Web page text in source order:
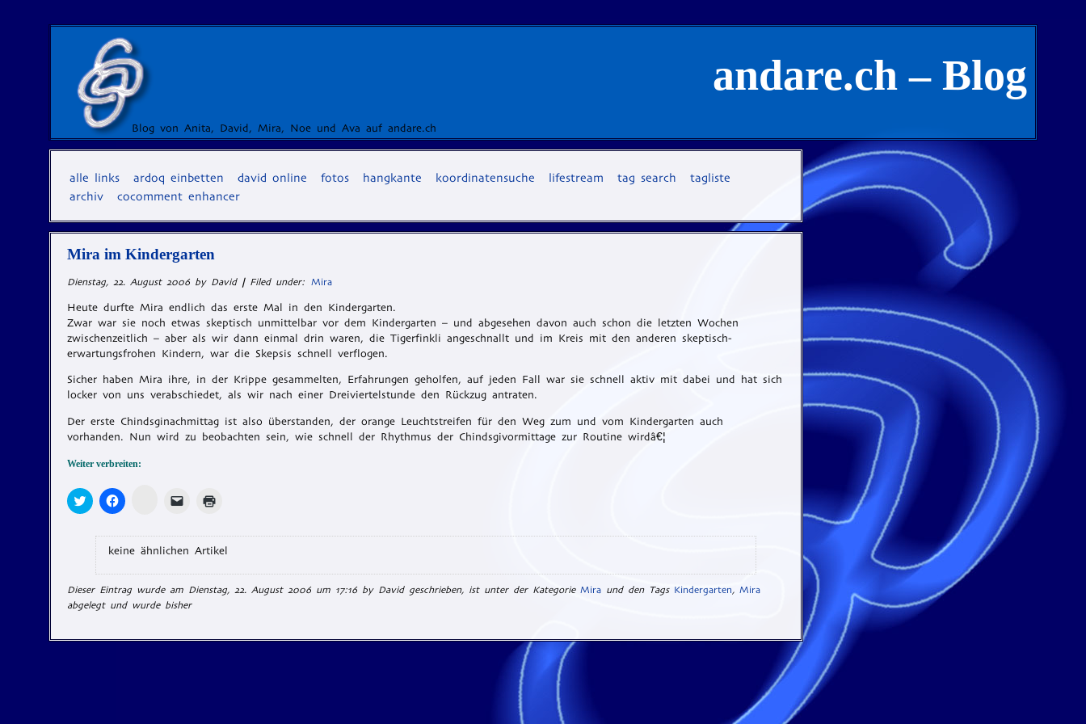
andare.ch – Blog
Blog von Anita, David, Mira, Noe und Ava auf andare.ch
alle links ardoq einbetten david online fotos hangkante koordinatensuche lifestream tag search
tagliste
archiv
cocomment enhancer
Mira im Kindergarten
Dienstag, 22. August 2006 by David |Filed under: Mira
Heute durfte Mira endlich das erste Mal in den Kindergarten.
Zwar war sie noch etwas skeptisch unmittelbar vor dem Kindergarten – und abgesehen davon auch schon die letzten Wochen
zwischenzeitlich – aber als wir dann einmal drin waren, die Tigerfinkli angeschnallt und im Kreis mit den anderen skeptisch-
erwartungsfrohen Kindern, war die Skepsis schnell verflogen.
Sicher haben Mira ihre, in der Krippe gesammelten, Erfahrungen geholfen, auf jeden Fall war sie schnell aktiv mit dabei und hat sich
locker von uns verabschiedet, als wir nach einer Dreiviertelstunde den Rückzug antraten.
Der erste Chindsginachmittag ist also überstanden, der orange Leuchtstreifen für den Weg zum und vom Kindergarten auch
vorhanden. Nun wird zu beobachten sein, wie schnell der Rhythmus der Chindsgivormittage zur Routine wirdâ€¦
Weiter verbreiten:
Klick,
um
zu
teilen
(Wird
in
neuem
Fenster
geöffnet)
Klick,
um
zu
teilen
in
Fenster
geöffnet)
Zum
Teilen
klicken
(Wird
in
geöffnet)
Klicken,
einen
Link
E-
Mail
zu
senden
Fenster
in
neuem
geöffnet)
keine ähnlichen Artikel
Dieser Eintrag wurde am Dienstag, 22. August 2006 um 17:16 by David geschrieben, ist unter der Kategorie Mira und den Tags Kindergarten , Mira
abgelegt und wurde bisher